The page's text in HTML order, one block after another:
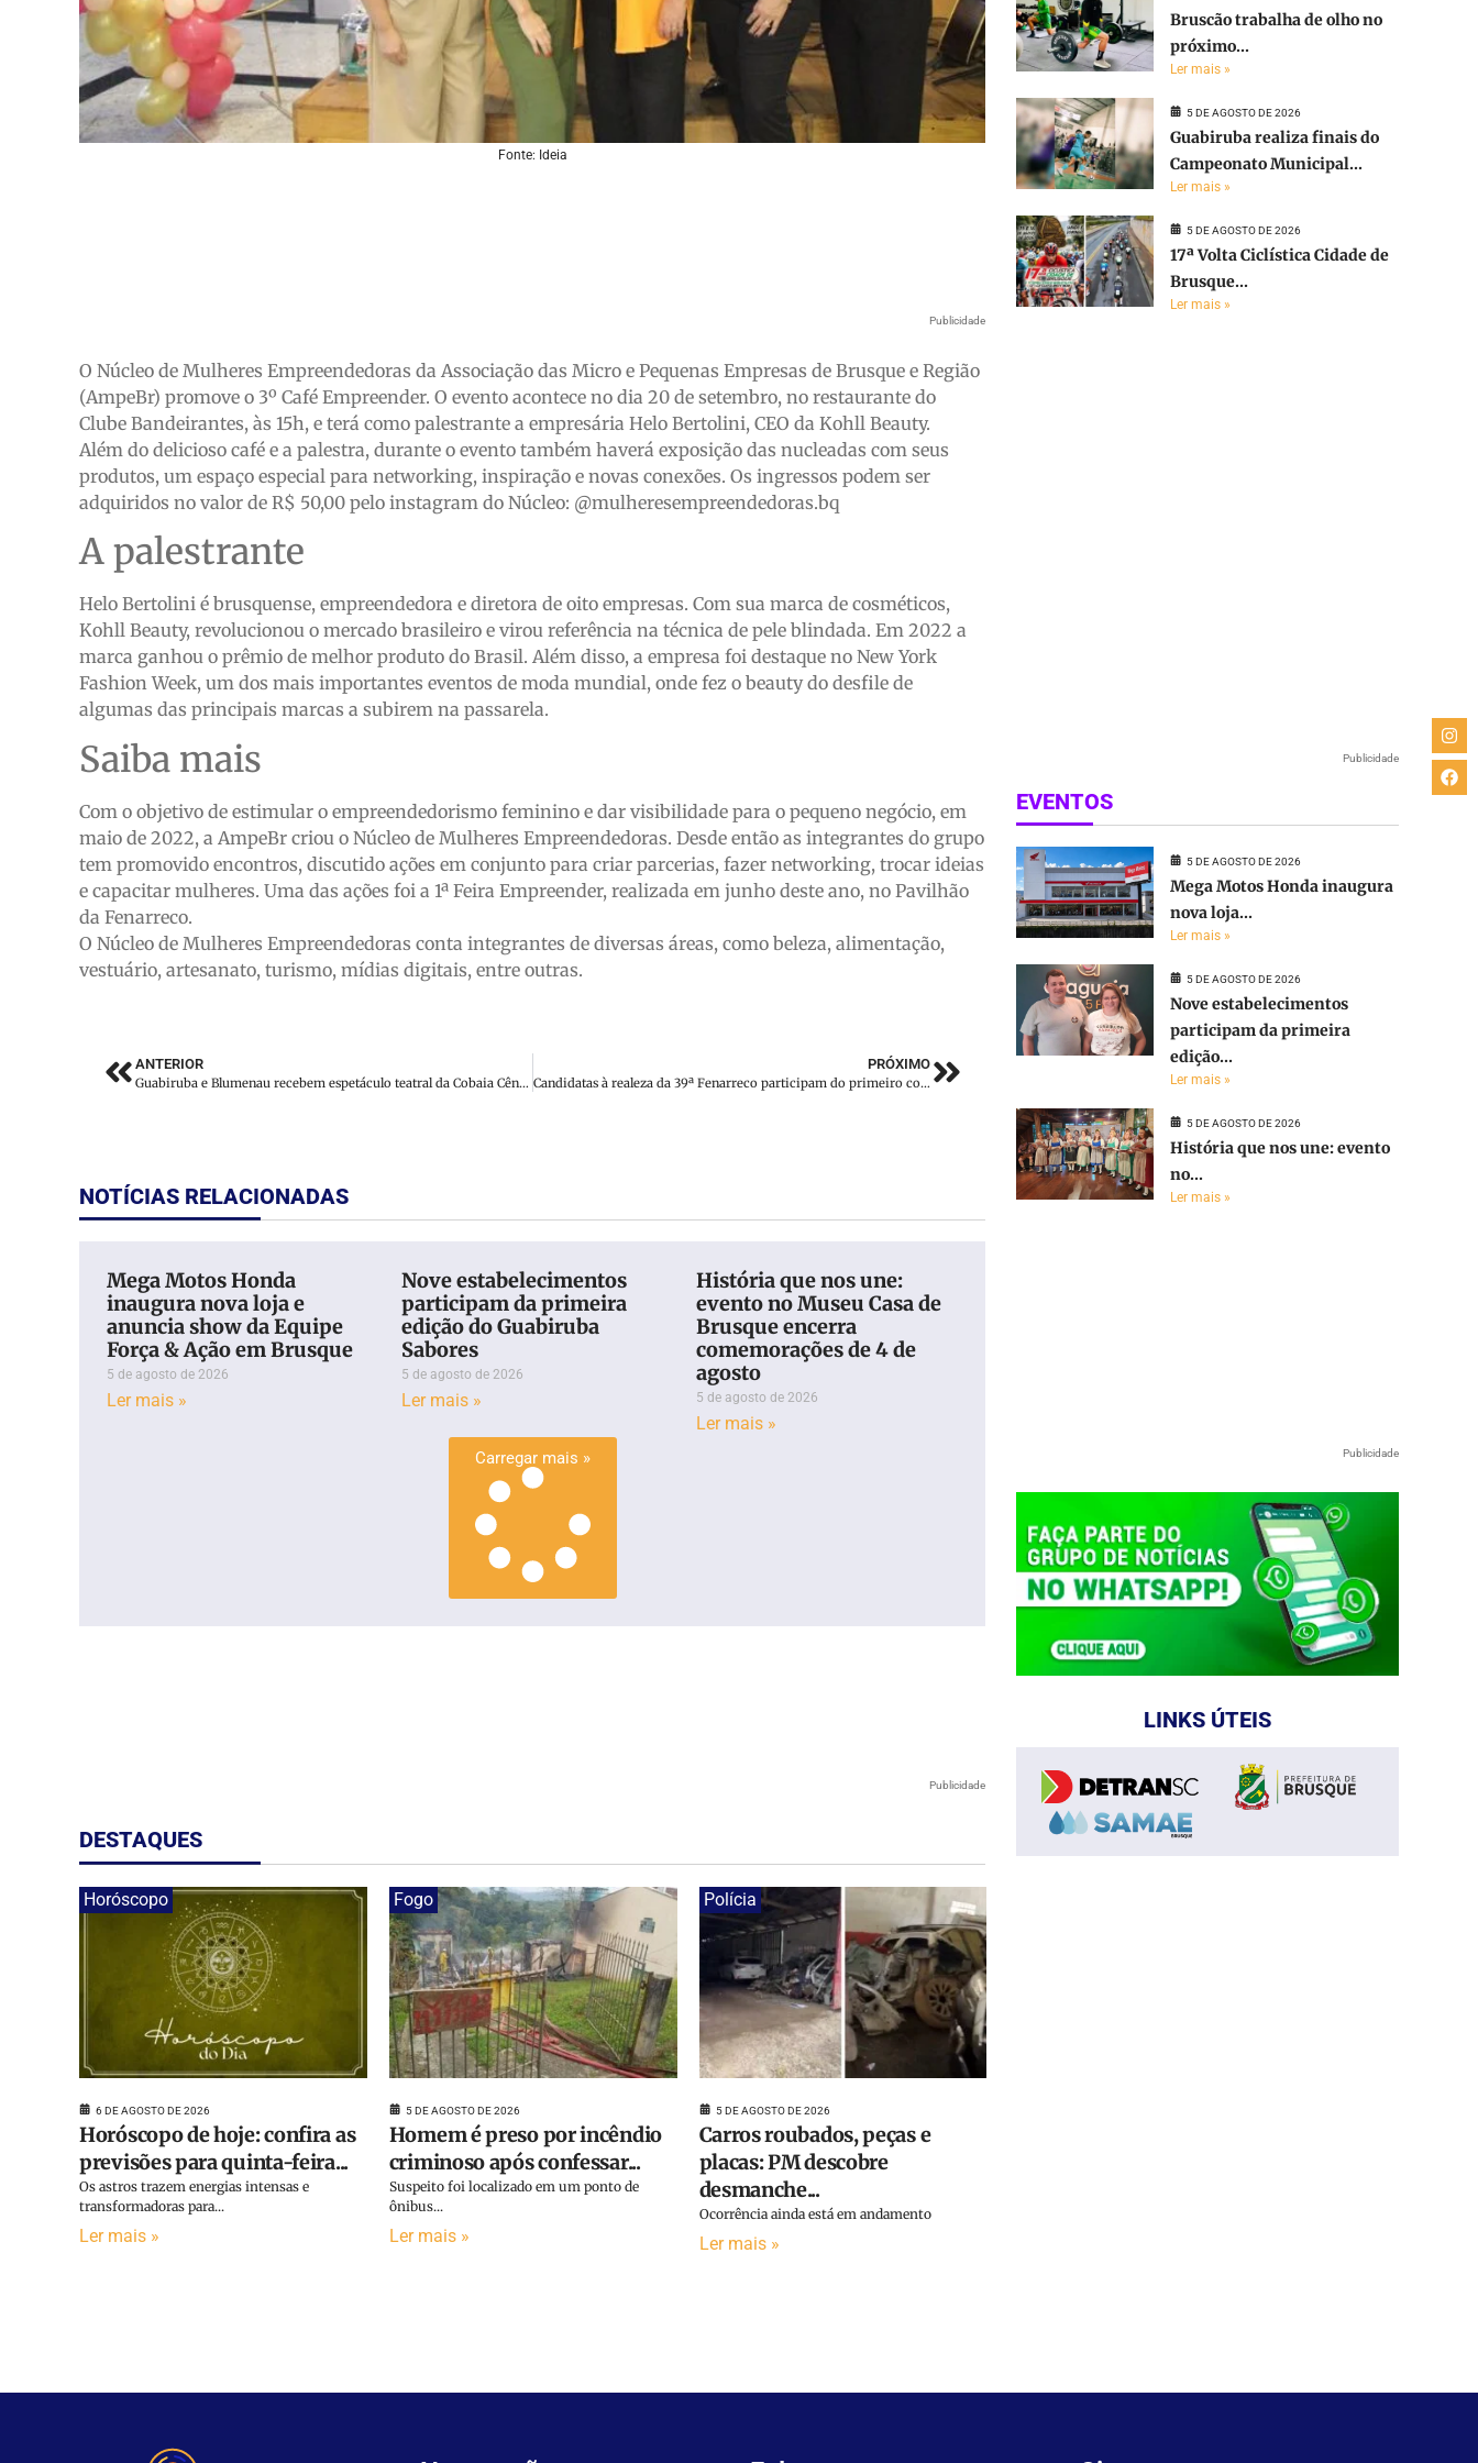
Fonte: Ideia
Publicidade
O Núcleo de Mulheres Empreendedoras da Associação das Micro e Pequenas Empresas de Brusque e Região
(AmpeBr) promove o 3º Café Empreender. O evento acontece no dia 20 de setembro, no restaurante do
Clube Bandeirantes, às 15h, e terá como palestrante a empresária Helo Bertolini, CEO da Kohll Beauty.
Além do delicioso café e a palestra, durante o evento também haverá exposição das nucleadas com seus
produtos, um espaço especial para networking, inspiração e novas conexões. Os ingressos podem ser
adquiridos no valor de R$ 50,00 pelo instagram do Núcleo: @mulheresempreendedoras.bq
A palestrante
Helo Bertolini é brusquense, empreendedora e diretora de oito empresas. Com sua marca de cosméticos,
Kohll Beauty, revolucionou o mercado brasileiro e virou referência na técnica de pele blindada. Em 2022 a
marca ganhou o prêmio de melhor produto do Brasil. Além disso, a empresa foi destaque no New York
Fashion Week, um dos mais importantes eventos de moda mundial, onde fez o beauty do desfile de
algumas das principais marcas a subirem na passarela.
Saiba mais
Com o objetivo de estimular o empreendedorismo feminino e dar visibilidade para o pequeno negócio, em
maio de 2022, a AmpeBr criou o Núcleo de Mulheres Empreendedoras. Desde então as integrantes do grupo
tem promovido encontros, discutido ações em conjunto para criar parcerias, fazer networking, trocar ideias
e capacitar mulheres. Uma das ações foi a 1ª Feira Empreender, realizada em junho deste ano, no Pavilhão
da Fenarreco.
O Núcleo de Mulheres Empreendedoras conta integrantes de diversas áreas, como beleza, alimentação,
vestuário, artesanato, turismo, mídias digitais, entre outras.
ANTERIOR
Guabiruba e Blumenau recebem espetáculo teatral da Cobaia Cênica
PRÓXIMO
Candidatas à realeza da 39ª Fenarreco participam do primeiro compromisso oficial
NOTÍCIAS RELACIONADAS
Mega Motos Honda
inaugura nova loja e
anuncia show da Equipe
Força & Ação em Brusque
5 de agosto de 2026
Ler mais »
Nove estabelecimentos
participam da primeira
edição do Guabiruba
Sabores
5 de agosto de 2026
Ler mais »
História que nos une:
evento no Museu Casa de
Brusque encerra
comemorações de 4 de
agosto
5 de agosto de 2026
Ler mais »
Carregar mais »
Publicidade
DESTAQUES
Horóscopo
6 DE AGOSTO DE 2026
Horóscopo de hoje: confira as
previsões para quinta-feira...
Os astros trazem energias intensas e
transformadoras para...
Ler mais »
Fogo
5 DE AGOSTO DE 2026
Homem é preso por incêndio
criminoso após confessar...
Suspeito foi localizado em um ponto de
ônibus...
Ler mais »
Polícia
5 DE AGOSTO DE 2026
Carros roubados, peças e
placas: PM descobre
desmanche...
Ocorrência ainda está em andamento
Ler mais »
Bruscão trabalha de olho no
próximo...
Ler mais »
5 DE AGOSTO DE 2026
Guabiruba realiza finais do
Campeonato Municipal...
Ler mais »
5 DE AGOSTO DE 2026
17ª Volta Ciclística Cidade de
Brusque...
Ler mais »
Publicidade
EVENTOS
5 DE AGOSTO DE 2026
Mega Motos Honda inaugura
nova loja...
Ler mais »
5 DE AGOSTO DE 2026
Nove estabelecimentos
participam da primeira
edição...
Ler mais »
5 DE AGOSTO DE 2026
História que nos une: evento
no...
Ler mais »
Publicidade
LINKS ÚTEIS